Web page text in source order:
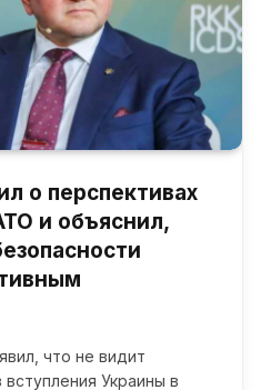
о перспективах
и объяснил,
что не видит
Украины в